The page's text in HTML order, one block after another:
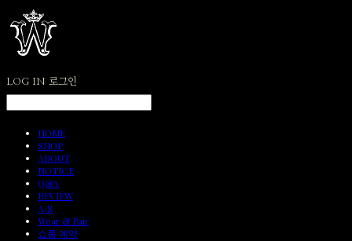
LOG IN 로그인
HOME
SHOP
ABOUT
NOTICE
Q&A
REVIEW
A/S
Wear & Pair
쇼룸 예약